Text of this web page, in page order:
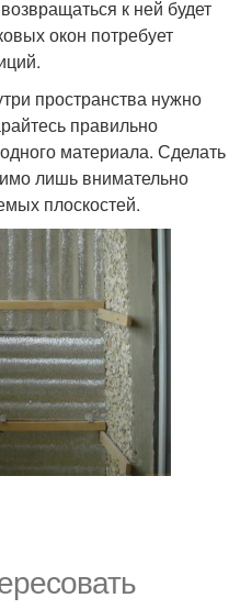
к ней будет
окон потребует
пространства нужно
правильно
материала. Сделать
лишь внимательно
плоскостей.